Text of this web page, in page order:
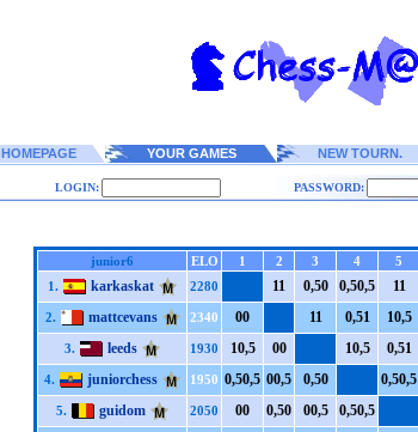
HOMEPAGE YOUR GAMES NEW TOURN.
LOGIN: PASSWORD:
junior6 ELO 1 2 3 4 5
1.
karkaskat 2280 11 0,50 0,50,5 11
2. mattcevans 2340 00 11 0,51 10,5
3. leeds 1930 10,5 00 10,5 0,51
4. juniorchess 1950 0,50,5 00,5 0,50 0,50,5
5. guidom 2050 00 0,50 00,5 0,50,5